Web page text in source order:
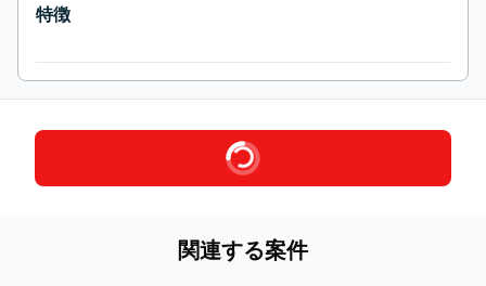
特徴
関連する案件